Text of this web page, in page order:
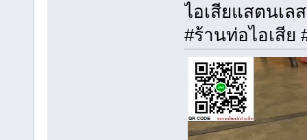
ไอเสียแสตนเล
#ร้านท่อไอเสีย